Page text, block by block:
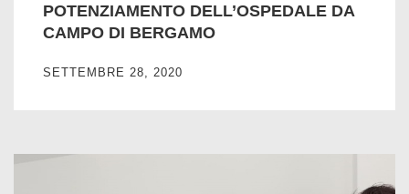
POTENZIAMENTO DELL’OSPEDALE DA
CAMPO DI BERGAMO
SETTEMBRE 28, 2020